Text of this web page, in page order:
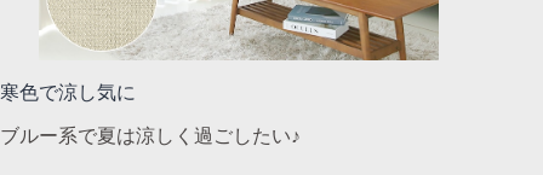
寒色で涼し気に
ブルー系で夏は涼しく過ごしたい♪